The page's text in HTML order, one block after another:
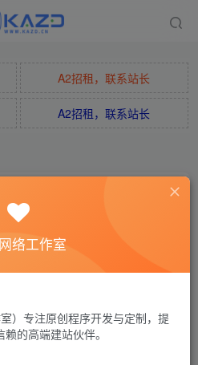
A2招租，联系站长
A2招租，联系站长
量限制无效
符编码异常问题
络工作室
）专注原创程序开发与定制，提
的高端建站伙伴。